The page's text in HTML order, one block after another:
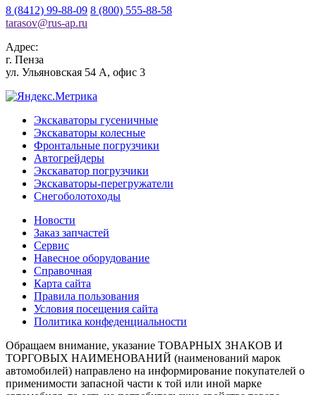
8 (8412) 99-88-09 8 (800) 555-88-58
tarasov@rus-ap.ru
Адрес:
г. Пенза
ул. Ульяновская 54 А, офис 3
Экскаваторы гусеничные
Экскаваторы колесные
Фронтальные погрузчики
Автогрейдеры
Экскаватор погрузчики
Экскаваторы-перегружатели
Снегоболотоходы
Новости
Заказ запчастей
Сервис
Навесное оборудование
Справочная
Карта сайта
Правила пользования
Условия посещения сайта
Политика конфеденциальности
Обращаем внимание, указание ТОВАРНЫХ ЗНАКОВ И
ТОРГОВЫХ НАИМЕНОВАНИЙ (наименований марок
автомобилей) направлено на информирование покупателей о
применимости запасной части к той или иной марке